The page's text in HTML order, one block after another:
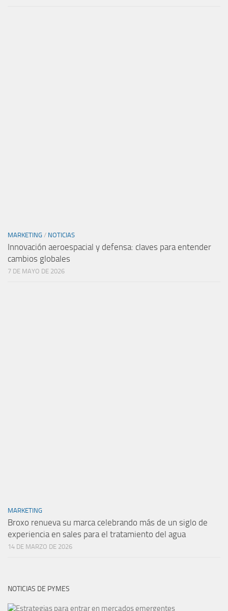
MARKETING / NOTICIAS
Innovación aeroespacial y defensa: claves para entender
cambios globales
7 DE MAYO DE 2026
MARKETING
Broxo renueva su marca celebrando más de un siglo de
experiencia en sales para el tratamiento del agua
14 DE MARZO DE 2026
NOTICIAS DE PYMES